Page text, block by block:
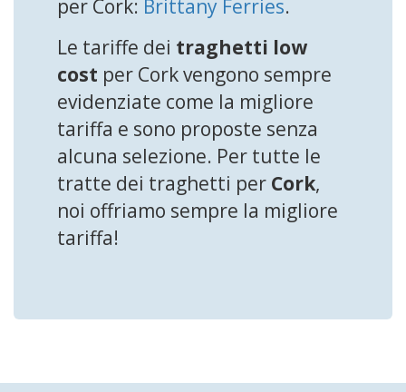
per Cork: Brittany Ferries.
Le tariffe dei traghetti low
cost per Cork vengono sempre
evidenziate come la migliore
tariffa e sono proposte senza
alcuna selezione. Per tutte le
tratte dei traghetti per Cork,
noi offriamo sempre la migliore
tariffa!